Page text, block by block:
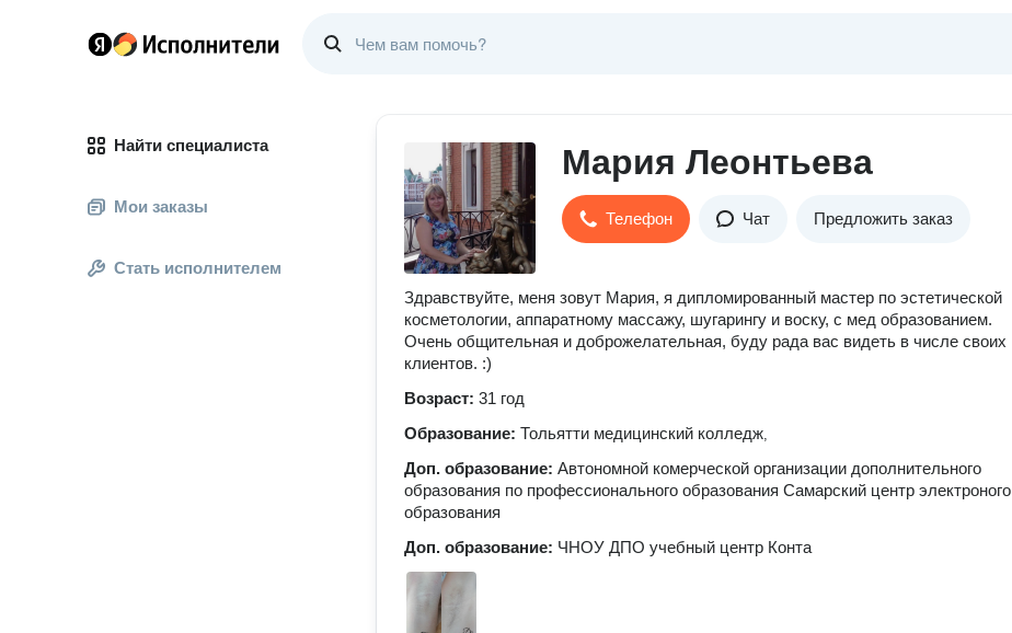
Найти специалиста
Мои заказы
Стать исполнителем
Мария Леонтьева
Телефон Чат Предложить заказ
Здравствуйте, меня зовут Мария, я дипломированный мастер по эстетической
косметологии, аппаратному массажу, шугарингу и воску, с мед образованием.
Очень общительная и доброжелательная, буду рада вас видеть в числе своих
клиентов. :)
Возраст: 31 год
Образование: Тольятти медицинский колледж,
Доп. образование: Автономной комерческой организации дополнительного
образования по профессионального образования Самарский центр электроного
образования
Доп. образование: ЧНОУ ДПО учебный центр Конта